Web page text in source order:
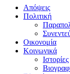
Απόψεις
Πολιτική
Οικονομία
Κοινωνικά
Ιστορίες